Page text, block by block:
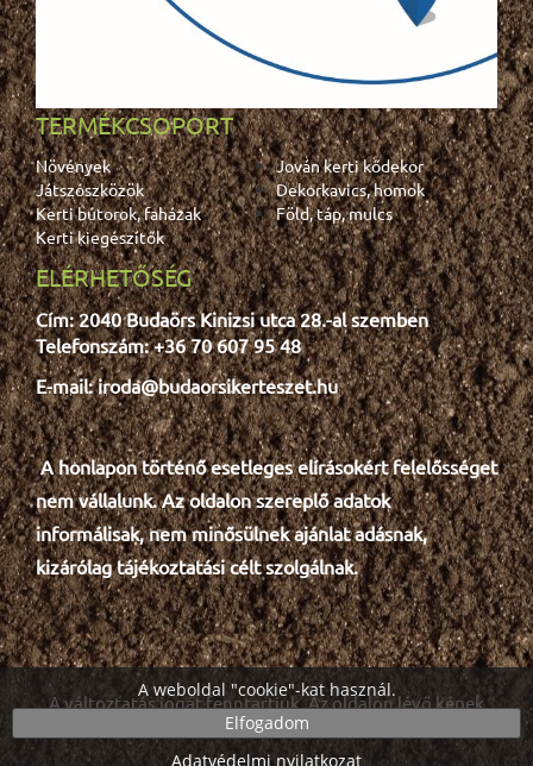
A weboldal "cookie"-kat használ.
Elfogadom
Adatvédelmi nyilatkozat
TERMÉKCSOPORT
Növények
Jován kerti kődekor
Játszószközök
Dekorkavics, homok
Kerti bútorok, faházak
Föld, táp, mulcs
Kerti kiegészítők
ELÉRHETŐSÉG
Cím: 2040 Budaörs Kinizsi utca 28.-al szemben
Telefonszám: +36 70 607 95 48
E-mail: iroda@budaorsikerteszet.hu
A honlapon történő esetleges elírásokért felelősséget
nem vállalunk. Az oldalon szereplő adatok
informálisak, nem minősülnek ajánlat adásnak,
kizárólag tájékoztatási célt szolgálnak.
A változtatás jogát fenntartjuk. Az oldalon lévő képek
részben illusztrációk.